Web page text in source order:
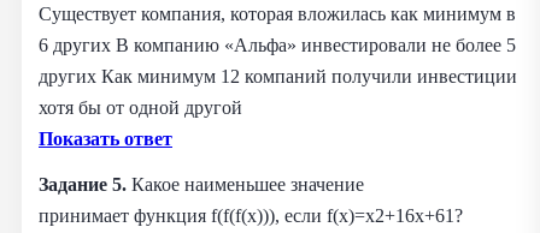
Существует компания, которая вложилась как минимум в
6 других В компанию «Альфа» инвестировали не более 5
других Как минимум 12 компаний получили инвестиции
хотя бы от одной другой
Показать ответ
Задание 5. Какое наименьшее значение
принимает функция f(f(f(x))), если f(x)=x2+16x+61?